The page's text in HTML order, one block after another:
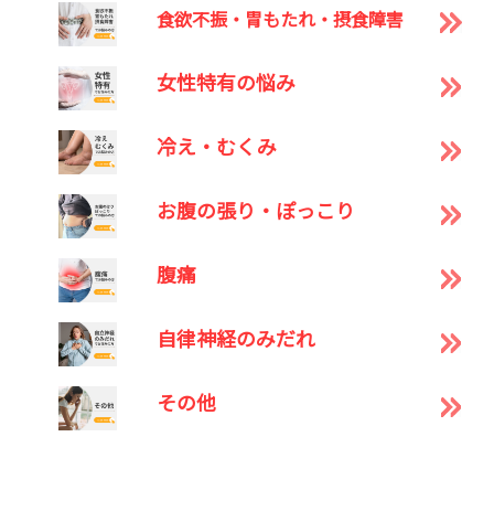
食欲不振・胃もたれ・摂食障害
女性特有の悩み
冷え・むくみ
お腹の張り・ぽっこり
腹痛
自律神経のみだれ
その他